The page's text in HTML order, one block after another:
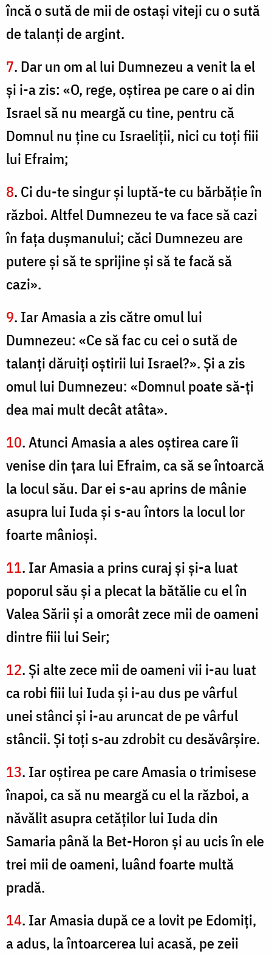
încă o sută de mii de ostaşi viteji cu o sută
de talanţi de argint.
7. Dar un om al lui Dumnezeu a venit la el
şi i-a zis: «O, rege, oştirea pe care o ai din
Israel să nu meargă cu tine, pentru că
Domnul nu ţine cu Israeliţii, nici cu toţi fiii
lui Efraim;
8. Ci du-te singur şi luptă-te cu bărbăţie în
război. Altfel Dumnezeu te va face să cazi
în faţa duşmanului; căci Dumnezeu are
putere şi să te sprijine şi să te facă să
cazi».
9. Iar Amasia a zis către omul lui
Dumnezeu: «Ce să fac cu cei o sută de
talanţi dăruiţi oştirii lui Israel?». Și a zis
omul lui Dumnezeu: «Domnul poate să-ţi
dea mai mult decât atâta».
10. Atunci Amasia a ales oştirea care îi
venise din ţara lui Efraim, ca să se întoarcă
la locul său. Dar ei s-au aprins de mânie
asupra lui Iuda şi s-au întors la locul lor
foarte mânioşi.
11. Iar Amasia a prins curaj şi şi-a luat
poporul său şi a plecat la bătălie cu el în
Valea Sării şi a omorât zece mii de oameni
dintre fiii lui Seir;
12. Şi alte zece mii de oameni vii i-au luat
ca robi fiii lui Iuda şi i-au dus pe vârful
unei stânci şi i-au aruncat de pe vârful
stâncii. Și toţi s-au zdrobit cu desăvârşire.
13. Iar oştirea pe care Amasia o trimisese
înapoi, ca să nu meargă cu el la război, a
năvălit asupra cetăţilor lui Iuda din
Samaria până la Bet-Horon şi au ucis în ele
trei mii de oameni, luând foarte multă
pradă.
14. Iar Amasia după ce a lovit pe Edomiţi,
a adus, la întoarcerea lui acasă, pe zeii